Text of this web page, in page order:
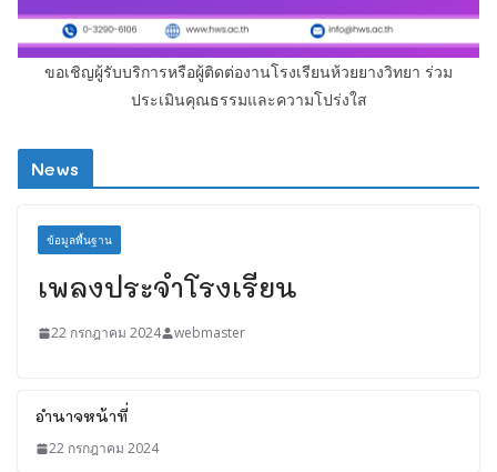
ขอเชิญผู้รับบริการหรือผู้ติดต่องานโรงเรียนห้วยยางวิทยา ร่วม
ประเมินคุณธรรมและความโปร่งใส
News
ข้อมูลพื้นฐาน
เพลงประจำโรงเรียน
22 กรกฎาคม 2024 webmaster
อำนาจหน้าที่
22 กรกฎาคม 2024